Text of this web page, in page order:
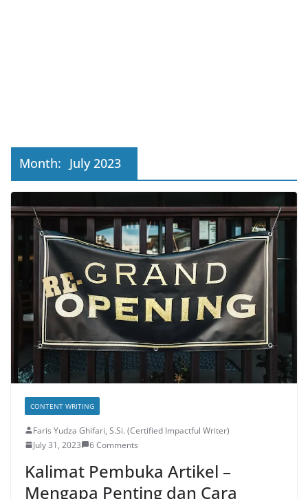
Month: July 2023
CONTENT WRITING
Faris Yudza Ghifari, S.Si. (Certified Impactful Writer)
July 31, 2023
6 Comments
Kalimat Pembuka Artikel –
Mengapa Penting dan Cara